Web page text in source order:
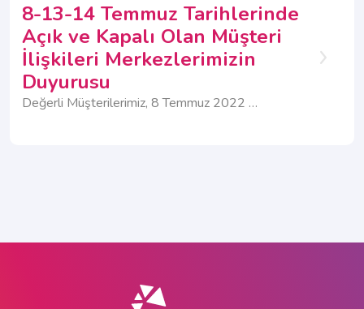
8-13-14 Temmuz Tarihlerinde
Açık ve Kapalı Olan Müşteri
İlişkileri Merkezlerimizin
Duyurusu
Değerli Müşterilerimiz, 8 Temmuz 2022 Arife Gününde tüm Müşteri İlişkileri Merkezlerimiz tam gün kapalı olacaktır. 13-14 Temmuz tarihlerinde ise açık olup hizmet vermeye devam edecek Müşteri İlişkileri Merkezlerimizle, kapalı olacak Müşteri İlişkileri Merkezlerimizin adres bilgileri aşağıdaki listede yer almaktadır.